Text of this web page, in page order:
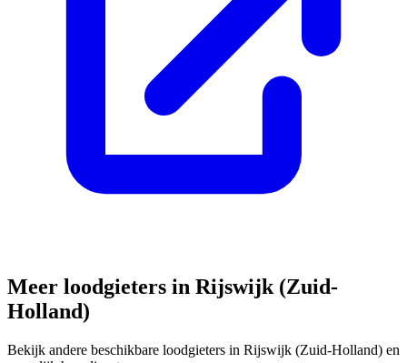
Meer loodgieters in Rijswijk (Zuid-
Holland)
Bekijk andere beschikbare loodgieters in Rijswijk (Zuid-Holland) en